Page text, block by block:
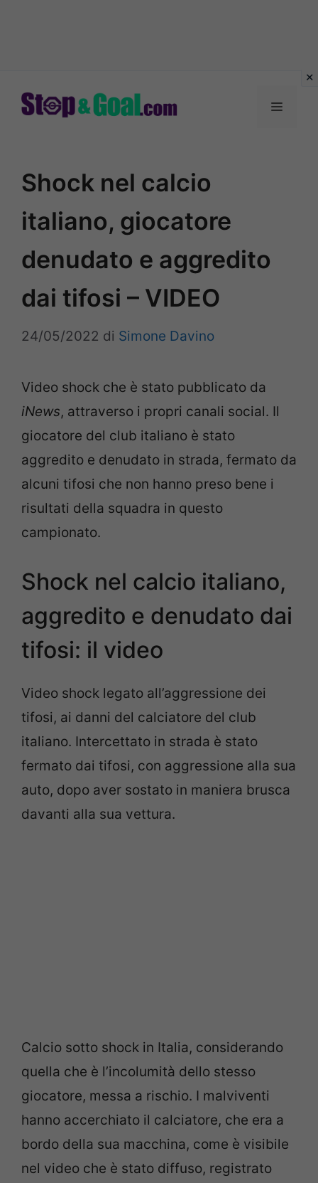
Menu
Shock nel calcio
italiano, giocatore
denudato e aggredito
dai tifosi – VIDEO
24/05/2022 di Simone Davino
Video shock che è stato pubblicato da
iNews, attraverso i propri canali social. Il
giocatore del club italiano è stato
aggredito e denudato in strada, fermato da
alcuni tifosi che non hanno preso bene i
risultati della squadra in questo
campionato.
Shock nel calcio italiano,
aggredito e denudato dai
tifosi: il video
Video shock legato all’aggressione dei
tifosi, ai danni del calciatore del club
italiano. Intercettato in strada è stato
fermato dai tifosi, con aggressione alla sua
auto, dopo aver sostato in maniera brusca
davanti alla sua vettura.
Calcio sotto shock in Italia, considerando
quella che è l’incolumità dello stesso
giocatore, messa a rischio. I malviventi
hanno accerchiato il calciatore, che era a
bordo della sua macchina, come è visibile
nel video che è stato diffuso, registrato